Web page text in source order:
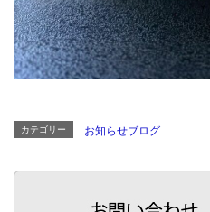
カテゴリー お知らせブログ